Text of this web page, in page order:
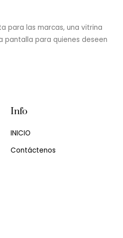
para las marcas, una vitrina
pantalla para quienes deseen
Info
INICIO
Contáctenos